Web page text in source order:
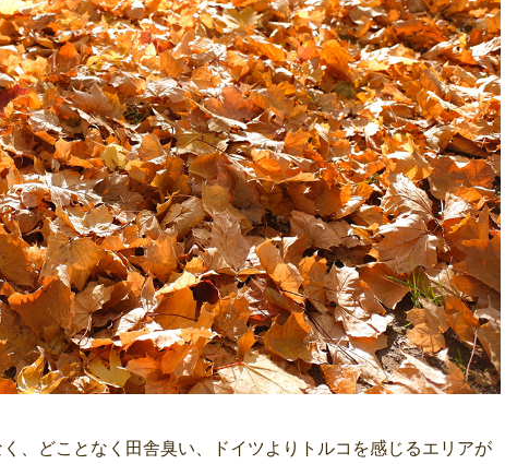
、どことなく田舎臭い、ドイツよりトルコを感じるエリアが